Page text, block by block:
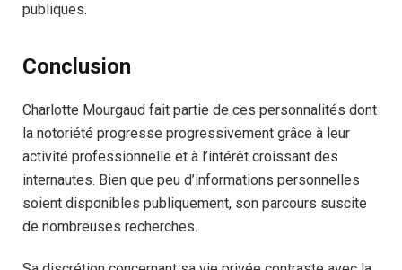
publiques.
Conclusion
Charlotte Mourgaud fait partie de ces personnalités dont
la notoriété progresse progressivement grâce à leur
activité professionnelle et à l’intérêt croissant des
internautes. Bien que peu d’informations personnelles
soient disponibles publiquement, son parcours suscite
de nombreuses recherches.